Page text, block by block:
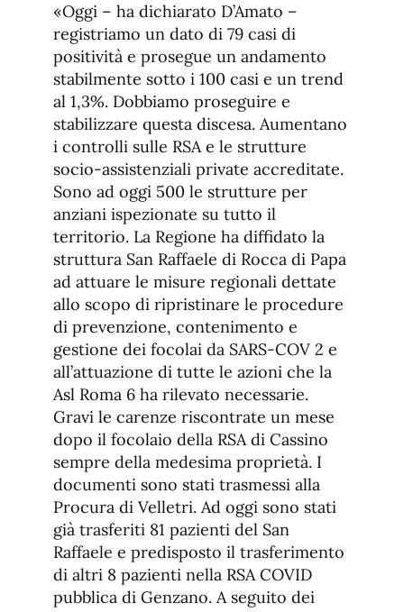
«Oggi – ha dichiarato D’Amato –
registriamo un dato di 79 casi di
positività e prosegue un andamento
stabilmente sotto i 100 casi e un trend
al 1,3%. Dobbiamo proseguire e
stabilizzare questa discesa. Aumentano
i controlli sulle RSA e le strutture
socio-assistenziali private accreditate.
Sono ad oggi 500 le strutture per
anziani ispezionate su tutto il
territorio. La Regione ha diffidato la
struttura San Raffaele di Rocca di Papa
ad attuare le misure regionali dettate
allo scopo di ripristinare le procedure
di prevenzione, contenimento e
gestione dei focolai da SARS-COV 2 e
all’attuazione di tutte le azioni che la
Asl Roma 6 ha rilevato necessarie.
Gravi le carenze riscontrate un mese
dopo il focolaio della RSA di Cassino
sempre della medesima proprietà. I
documenti sono stati trasmessi alla
Procura di Velletri. Ad oggi sono stati
già trasferiti 81 pazienti del San
Raffaele e predisposto il trasferimento
di altri 8 pazienti nella RSA COVID
pubblica di Genzano. A seguito dei